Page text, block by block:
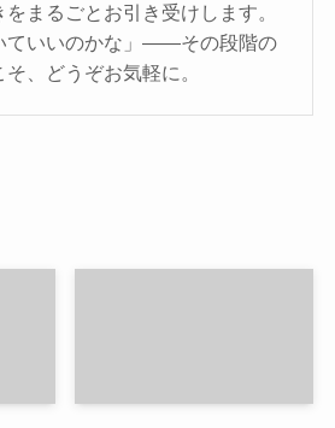
まるごとお引き受けします。
ていいのかな」——その段階の
そ、どうぞお気軽に。